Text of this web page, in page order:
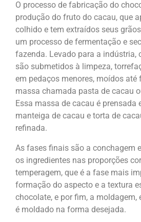
O processo de fabricação do
produção do fruto do cacau, que
colhido e tem extraídos seus
um processo de fermentação e
fazenda. Levado para a indústria,
são submetidos à limpeza,
em pedaços menores, moídos até
massa chamada pasta de cacau
Essa massa de cacau é prensada
manteiga de cacau e torta de
refinada.
As fases finais são a conchagem
os ingredientes nas proporções
temperagem, que é a fase mais
formação do aspecto e a textura
chocolate, e por fim, a moldagem,
é moldado na forma desejada.